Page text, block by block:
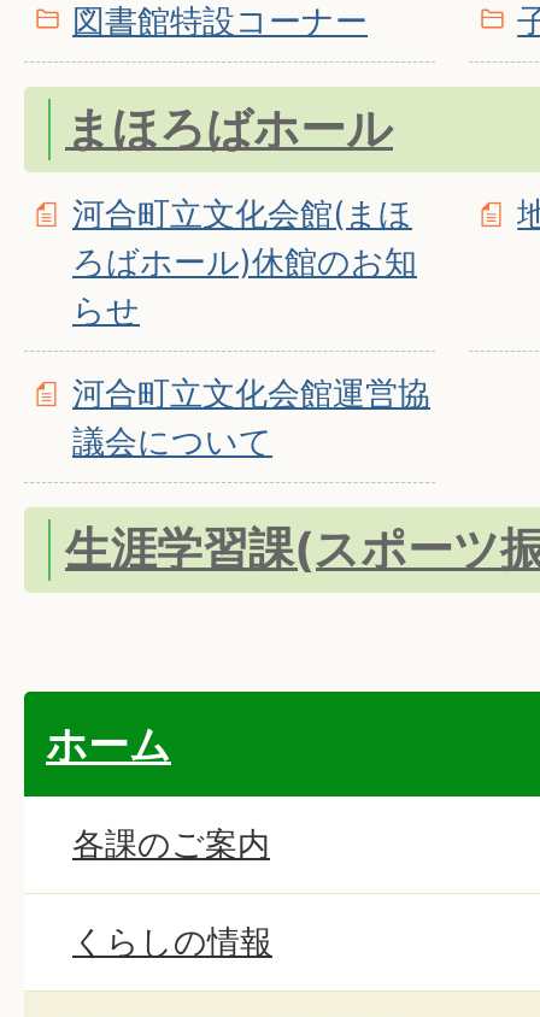
図書館特設コーナー
まほろばホール
河合町立文化会館(まほ
ろばホール)休館のお知
らせ
河合町立文化会館運営協
議会について
生涯学習課(スポーツ
ホーム
各課のご案内
くらしの情報